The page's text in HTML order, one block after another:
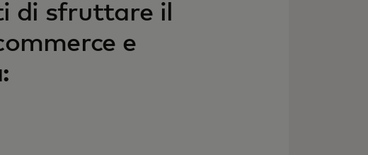
di sfruttare il
e